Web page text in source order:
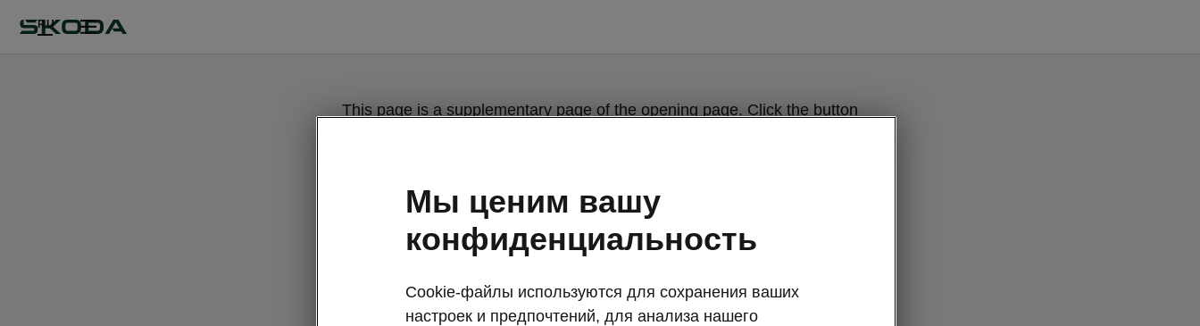
RU
This page is a supplementary page of the opening page. Click the button
Get back to the opening page.
Мы ценим вашу
конфиденциальность
Cookie-файлы используются для сохранения ваших
настроек и предпочтений, для анализа нашего